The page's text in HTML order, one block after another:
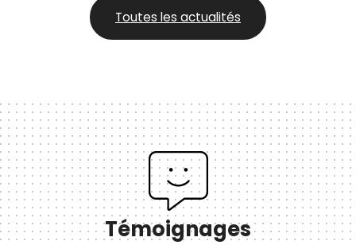
Toutes les actualités
Témoignages